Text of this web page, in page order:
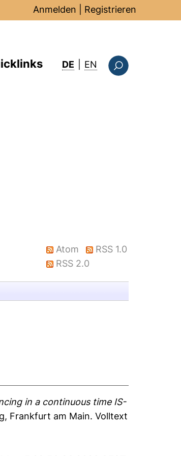
Anmelden Registrieren
DE EN : this page in
Atom
RSS 1.0
RSS 2.0
in a continuous time IS-
Frankfurt am Main. Volltext